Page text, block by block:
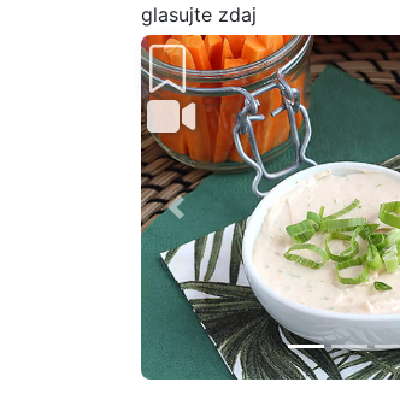
glasujte zdaj
Prejšnji